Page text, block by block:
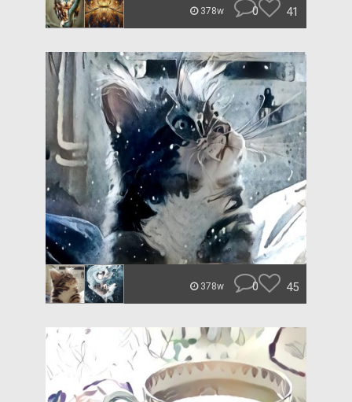
378w 0 41
378w 0 45